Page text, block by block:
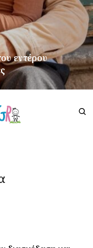
εντέρου